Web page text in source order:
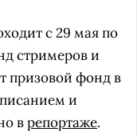
с 29 мая по
стримеров и
призовой фонд в
и
врепортаже.